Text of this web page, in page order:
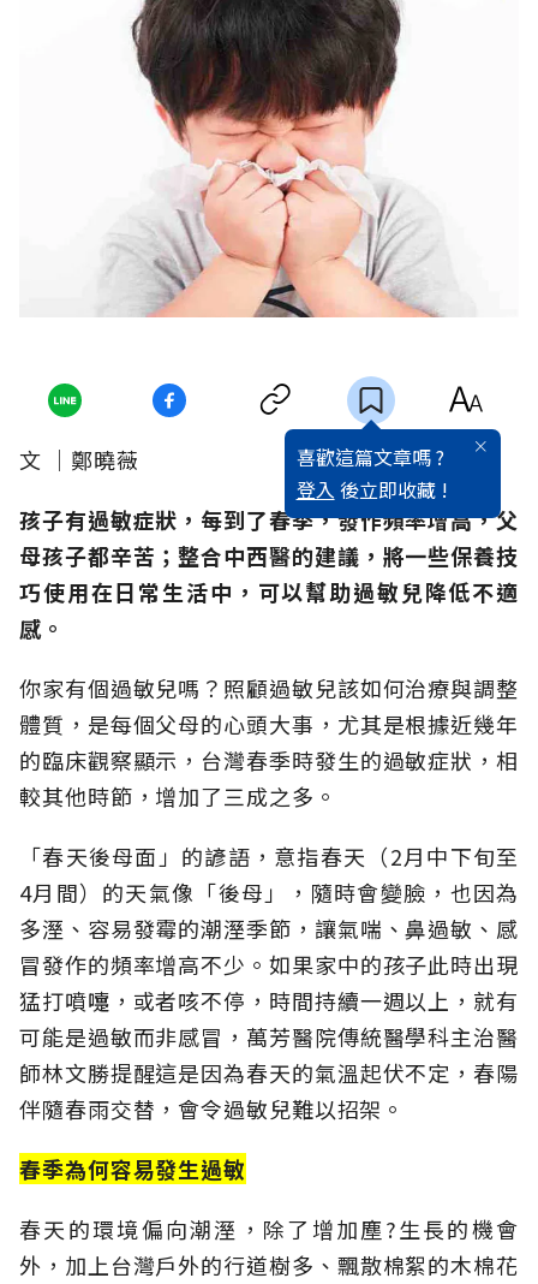
喜歡這篇文章嗎 ?
登入 後立即收藏 !
文 │鄭曉薇
孩子有過敏症狀，每到了春季，發作頻率增高，父
母孩子都辛苦；整合中西醫的建議，將一些保養技
巧使用在日常生活中，可以幫助過敏兒降低不適
感。
你家有個過敏兒嗎？照顧過敏兒該如何治療與調整
體質，是每個父母的心頭大事，尤其是根據近幾年
的臨床觀察顯示，台灣春季時發生的過敏症狀，相
較其他時節，增加了三成之多。
「春天後母面」的諺語，意指春天（2月中下旬至
4月間）的天氣像「後母」，隨時會變臉，也因為
多溼、容易發霉的潮溼季節，讓氣喘、鼻過敏、感
冒發作的頻率增高不少。如果家中的孩子此時出現
猛打噴嚏，或者咳不停，時間持續一週以上，就有
可能是過敏而非感冒，萬芳醫院傳統醫學科主治醫
師林文勝提醒這是因為春天的氣溫起伏不定，春陽
伴隨春雨交替，會令過敏兒難以招架。
春季為何容易發生過敏
春天的環境偏向潮溼，除了增加塵?生長的機會
外，加上台灣戶外的行道樹多、飄散棉絮的木棉花